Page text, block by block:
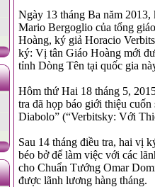
Ngày 13 tháng Ba năm
Mario Bergoglio của tổng
Hoàng, ký giả Horacio
ký: Vị tân Giáo Hoàng mới
tỉnh Dòng Tên tại quốc gia
Hôm thứ Hai 18 tháng 5,
tra đã họp báo giới thiệu
Diabolo” (“Verbitsky: Với
Sau 14 tháng điều tra, hai vị
béo bở để làm việc với các
cho Chuẩn Tướng Omar
được lãnh lương hàng tháng.